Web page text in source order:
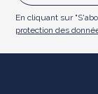
En cliquant sur
protection des